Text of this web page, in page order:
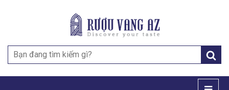
Search
for: